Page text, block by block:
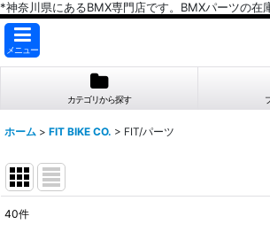
*神奈川県にあるBMX専門店です。BMXパーツの
メニュー
カテゴリから探す
ホーム > FIT BIKE CO. > FIT/パーツ
40件